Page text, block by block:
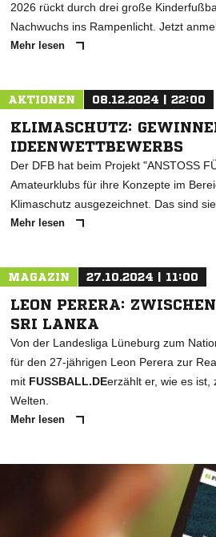
2026 rückt durch drei große
Nachwuchs ins Rampenlicht. Jetzt
Mehr lesen
AKTIONEN 08.12.2024 | 22:00
KLIMASCHUTZ:
IDEENWETTBEWERBS
Der DFB hat beim Projekt "ANSTOSS
Amateurklubs für ihre Konzepte im
Klimaschutz ausgezeichnet. Das sind sie.
Mehr lesen
MAGAZIN 27.10.2024 | 11:00
LEON PERERA:
SRI LANKA
Von der Landesliga Lüneburg zum
für den 27-jährigen Leon Perera zur
mit FUSSBALL.DEerzählt er, wie es ist,
Welten.
Mehr lesen